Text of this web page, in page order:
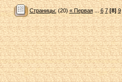
Страницы: (20)« Первая...6 7 [8] 9